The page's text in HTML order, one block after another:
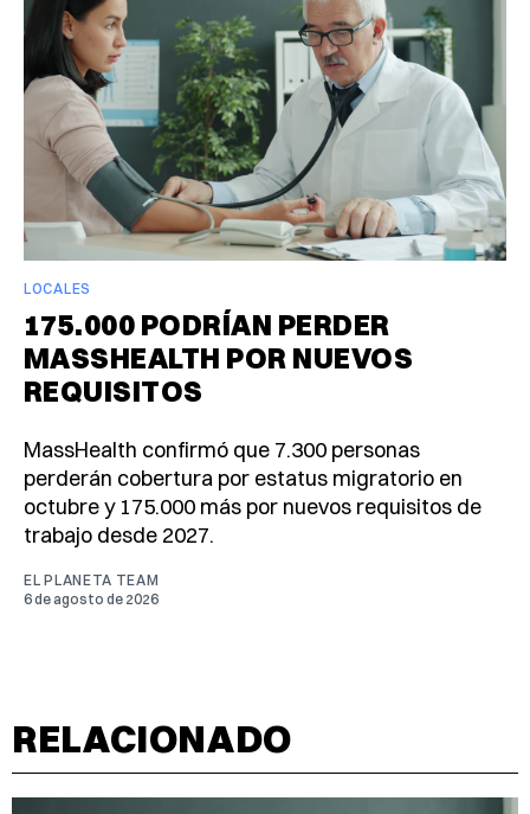
LOCALES
175.000 PODRÍAN PERDER
MASSHEALTH POR NUEVOS
REQUISITOS
MassHealth confirmó que 7.300 personas
perderán cobertura por estatus migratorio en
octubre y 175.000 más por nuevos requisitos de
trabajo desde 2027.
EL PLANETA TEAM
6 de agosto de 2026
RELACIONADO